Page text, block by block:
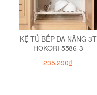
KỆ TỦ BẾP ĐA NĂNG 3T
HOKORI 5586-3
235.290₫